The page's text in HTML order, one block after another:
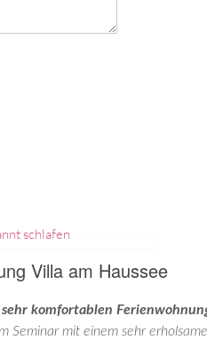
Villa am Haussee
sehr komfortablen
Seminar mit einem sehr